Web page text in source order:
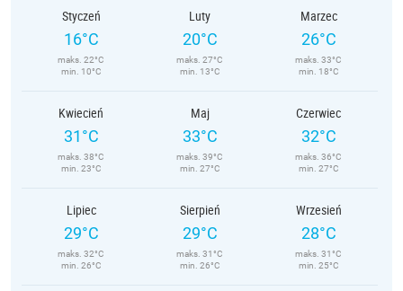
Styczeń
16°C
maks. 22°C
min. 10°C
Luty
20°C
maks. 27°C
min. 13°C
Marzec
26°C
maks. 33°C
min. 18°C
Kwiecień
31°C
maks. 38°C
min. 23°C
Maj
33°C
maks. 39°C
min. 27°C
Czerwiec
32°C
maks. 36°C
min. 27°C
Lipiec
29°C
maks. 32°C
min. 26°C
Sierpień
29°C
maks. 31°C
min. 26°C
Wrzesień
28°C
maks. 31°C
min. 25°C